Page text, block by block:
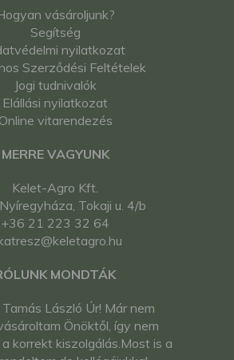
vásároljunk?
Segítség
nyilatkozat
Szerződési Feltételek
Jogi tudnivalók
Elállási nyilatkozat
Online vitarendezés
MERRE VAGYUNK
Kelet-Agro Kft.
Tokaji u. 4/b
+36 21 223 32 64
MONDTÁK
László Úr! Már nem
Önöktől, így nem
korrekt kiszolgálás.Most is a